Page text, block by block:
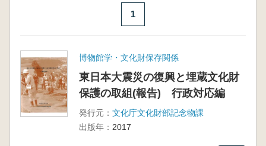
1
博物館学・文化財保存関係
東日本大震災の復興と埋蔵文化財
保護の取組(報告) 行政対応編
発行元： 文化庁文化財部記念物課
出版年： 2017